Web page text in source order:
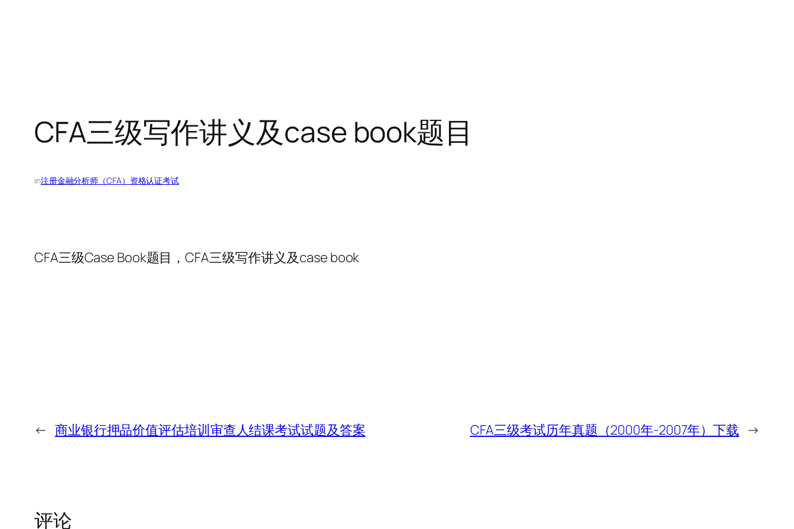
CFA三级写作讲义及case book题目
in注册金融分析师（CFA）资格认证考试
CFA三级Case Book题目，CFA三级写作讲义及case book
← 商业银行押品价值评估培训审查人结课考试试题及答案 CFA三级考试历年真题（2000年-2007年）下载 →
评论